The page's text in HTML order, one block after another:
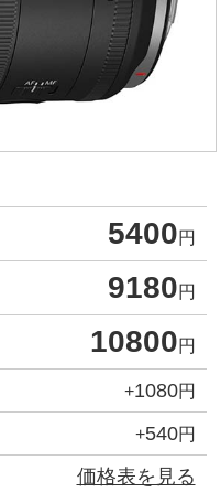
5400円
9180円
10800円
+1080円
+540円
価格表を見る